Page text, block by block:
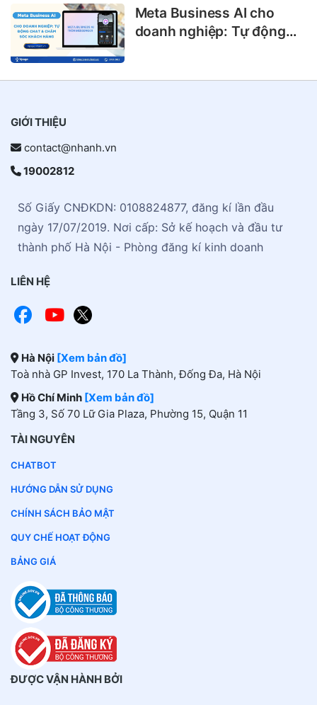
Meta Business AI cho
doanh nghiệp: Tự động
GIỚI THIỆU
contact@nhanh.vn
19002812
Số Giấy CNĐKDN: 0108824877, đăng kí lần đầu
ngày 17/07/2019. Nơi cấp: Sở kế hoạch và đầu tư
thành phố Hà Nội - Phòng đăng kí kinh doanh
LIÊN HỆ
Hà Nội [Xem bản đồ]
Toà nhà GP Invest, 170 La Thành, Đống Đa, Hà Nội
Hồ Chí Minh [Xem bản đồ]
Tầng 3, Số 70 Lữ Gia Plaza, Phường 15, Quận 11
TÀI NGUYÊN
CHATBOT
HƯỚNG DẪN SỬ DỤNG
CHÍNH SÁCH BẢO MẬT
QUY CHẾ HOẠT ĐỘNG
BẢNG GIÁ
ĐƯỢC VẬN HÀNH BỞI